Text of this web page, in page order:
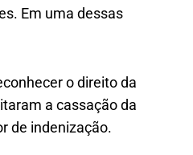
Em uma dessas
o direito da
a cassação da
de indenização.